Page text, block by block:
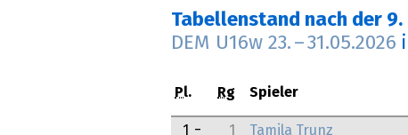
Tabellenstand nach der 9.
DEM U16w 23. –31.05.2026
Pl. Rg Spieler
1
1 Tamila Trunz